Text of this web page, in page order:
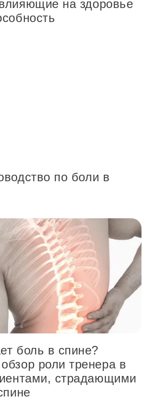
на здоровье
по боли в
боль в спине?
роли тренера в
страдающими